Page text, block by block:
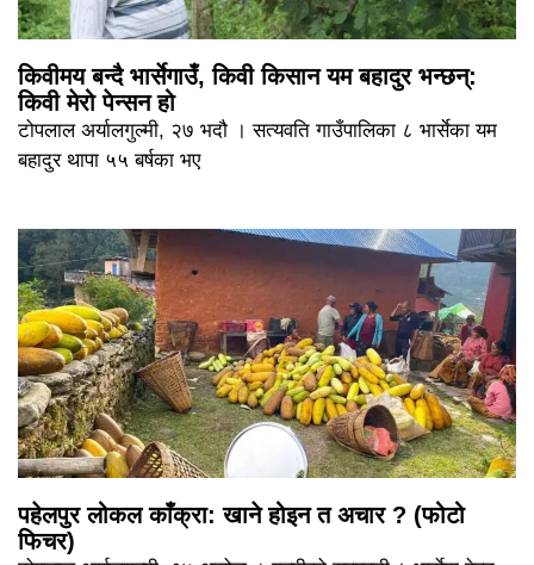
किवीमय बन्दै भार्सेगाउँ, किवी किसान यम बहादुर भन्छन्:
किवी मेरो पेन्सन हो
टोपलाल अर्यालगुल्मी, २७ भदौ । सत्यवति गाउँपालिका ८ भार्सेका यम
बहादुर थापा ५५ बर्षका भए
पहेलपुर लोकल काँक्रा: खाने होइन त अचार ? (फोटो
फिचर)